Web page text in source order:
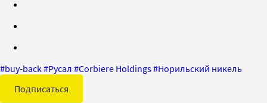
#buy-back#Русал #Corbiere Holdings#Норильский никель
Подписаться